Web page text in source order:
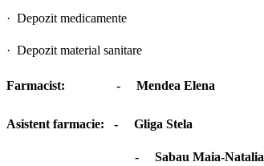
· Depozit medicamente
· Depozit material sanitare
Farmacist: - Mendea Elena
Asistent farmacie: - Gliga Stela
-
Sabau Maia-Natalia